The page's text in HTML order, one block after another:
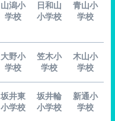
山潟小
学校
日和山
小学校
青山小
学校
大野小
学校
笠木小
学校
木山小
学校
坂井東
小学校
坂井輪
小学校
新通小
学校